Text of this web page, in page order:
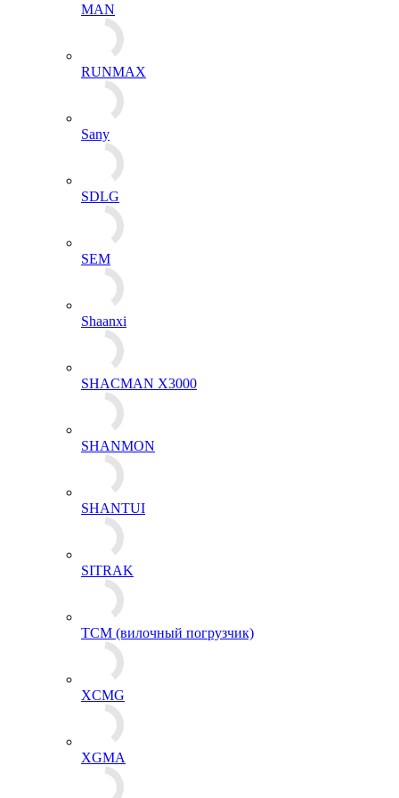
MAN
RUNMAX
Sany
SDLG
SEM
Shaanxi
SHACMAN X3000
SHANMON
SHANTUI
SITRAK
TCM (вилочный погрузчик)
XCMG
XGMA